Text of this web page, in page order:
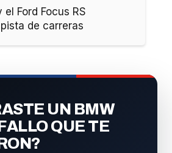
el Ford Focus RS
de carreras
UN BMW
QUE TE